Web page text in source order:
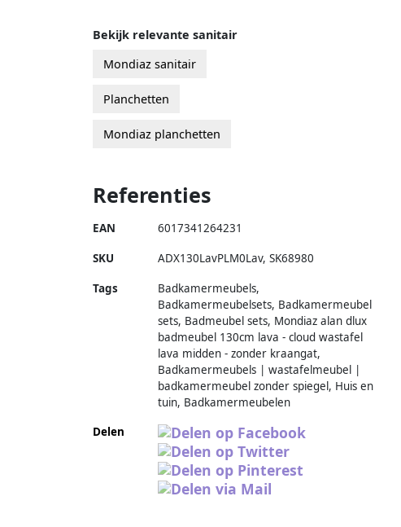
Bekijk relevante sanitair
Mondiaz sanitair
Planchetten
Mondiaz planchetten
Referenties
EAN 6017341264231
SKU ADX130LavPLM0Lav, SK68980
Tags
Badkamermeubels,
Badkamermeubelsets, Badkamermeubel
sets, Badmeubel sets, Mondiaz alan dlux
badmeubel 130cm lava - cloud wastafel
lava midden - zonder kraangat,
Badkamermeubels | wastafelmeubel |
badkamermeubel zonder spiegel, Huis en
tuin, Badkamermeubelen
Delen